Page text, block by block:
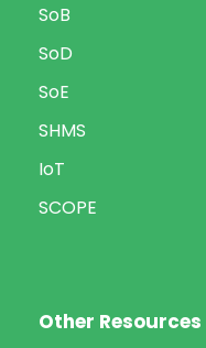
SoB
SoD
SoE
SHMS
IoT
SCOPE
Other Resources